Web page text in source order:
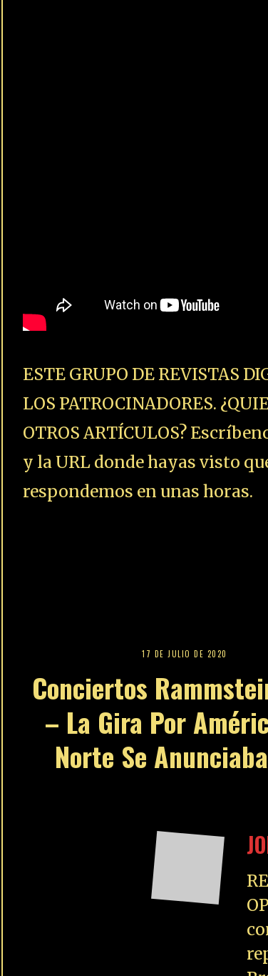
ESTE GRUPO DE REVISTAS
LOS PATROCINADORES.
OTROS ARTÍCULOS?
y la URL donde hayas visto
respondemos en unas horas.
17 DE JULIO DE 2020
Conciertos
– La Gira Por
Norte Se